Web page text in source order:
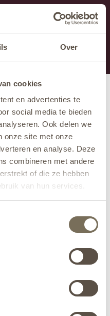
Over
cookies
en advertenties te
social media te bieden
Ook delen we
onze site met onze
en analyse. Deze
combineren met andere
of die ze hebben
van hun services.
Jeśli brakuje Ci
+31 413 351 272 lub